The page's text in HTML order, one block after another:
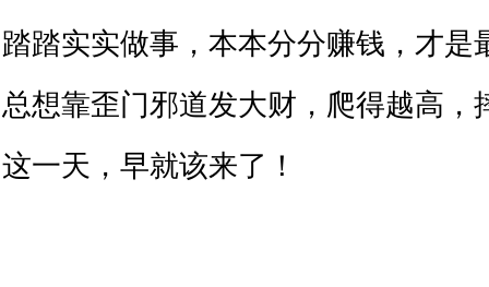
踏踏实实做事，本本分分赚钱，才是
总想靠歪门邪道发大财，爬得越高，
这一天，早就该来了！